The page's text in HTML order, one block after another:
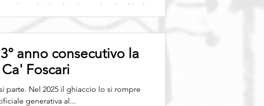
alle politiche di sviluppo locale . Negli
alle Linee guida AgID e all’evoluzione
anno consecutivo la
Foscari
parte. Nel 2025 il ghiaccio lo si rompre
generativa al...